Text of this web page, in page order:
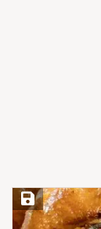
Save Recipe